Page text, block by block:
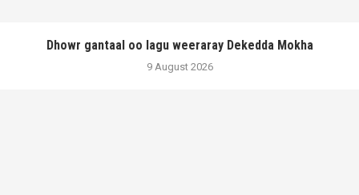
Dhowr gantaal oo lagu weeraray Dekedda Mokha
9 August 2026